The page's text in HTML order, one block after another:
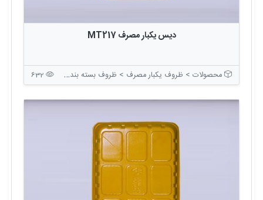
دیس یکبار مصرف MT217
محصولات > ظروف یکبار مصرف > ظروف بسته بندی بدون درب